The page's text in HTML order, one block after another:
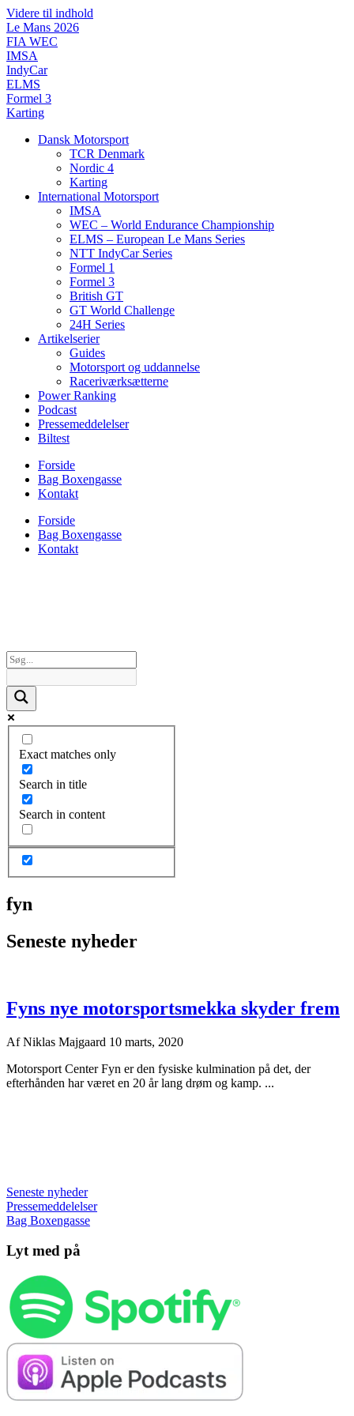
Videre til indhold
Le Mans 2026
FIA WEC
IMSA
IndyCar
ELMS
Formel 3
Karting
Dansk Motorsport
TCR Denmark
Nordic 4
Karting
International Motorsport
IMSA
WEC – World Endurance Championship
ELMS – European Le Mans Series
NTT IndyCar Series
Formel 1
Formel 3
British GT
GT World Challenge
24H Series
Artikelserier
Guides
Motorsport og uddannelse
Raceriværksætterne
Power Ranking
Podcast
Pressemeddelelser
Biltest
Forside
Bag Boxengasse
Kontakt
Forside
Bag Boxengasse
Kontakt
Exact matches only
Search in title
Search in content
fyn
Seneste nyheder
Fyns nye motorsportsmekka skyder frem
AfNiklas Majgaard 10 marts, 2020
Motorsport Center Fyn er den fysiske kulmination på det, der
efterhånden har været en 20 år lang drøm og kamp. ...
Seneste nyheder
Pressemeddelelser
Bag Boxengasse
Lyt med på